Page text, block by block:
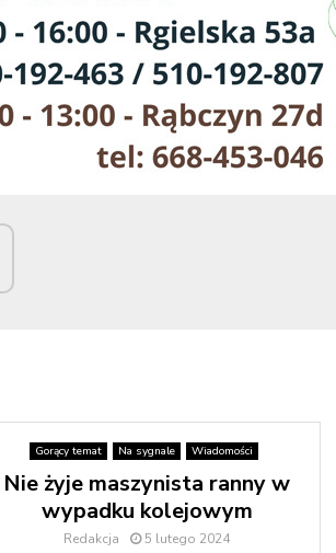
Gorący temat Na sygnale Wiadomości
Nie żyje maszynista ranny w
wypadku kolejowym
Redakcja 5 lutego 2024